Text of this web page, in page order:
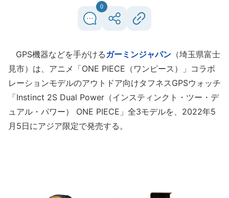
0
GPS機器などを手がけるガーミンジャパン （埼玉県富士
見市）は、アニメ「ONE PIECE（ワンピース）」コラボ
レーションモデルのアウトドア向けタフネスGPSウォッチ
「Instinct 2S Dual Power（インスティンクト・ツー・デ
ュアル・パワー） ONE PIECE」全3モデルを、2022年5
月5日にアジア限定で発売する。